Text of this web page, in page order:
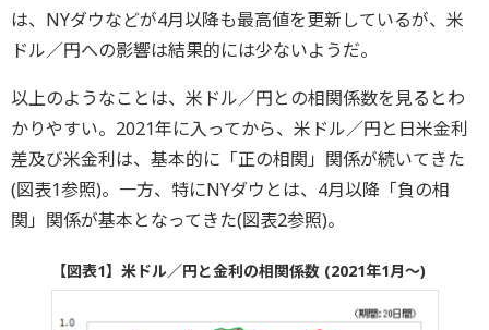
は、NYダウなどが4月以降も最高値を更新しているが、米
ドル／円への影響は結果的には少ないようだ。
以上のようなことは、米ドル／円との相関係数を見るとわ
かりやすい。2021年に入ってから、米ドル／円と日米金利
差及び米金利は、基本的に「正の相関」関係が続いてきた
(図表1参照)。一方、特にNYダウとは、4月以降「負の相
関」関係が基本となってきた(図表2参照)。
【図表1】米ドル／円と金利の相関係数 (2021年1月～)